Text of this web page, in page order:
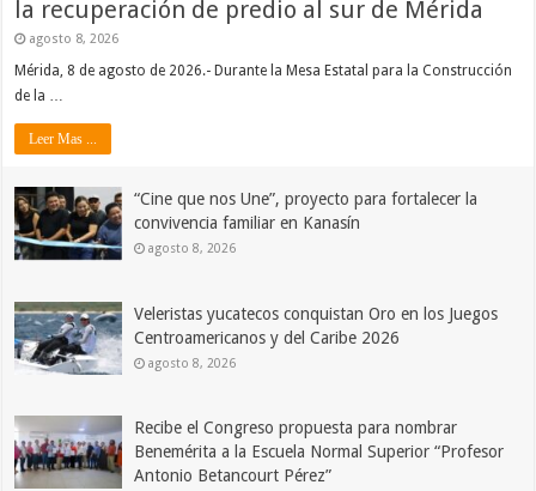
la recuperación de predio al sur de Mérida
agosto 8, 2026
Mérida, 8 de agosto de 2026.- Durante la Mesa Estatal para la Construcción
de la …
Leer Mas ...
“Cine que nos Une”, proyecto para fortalecer la
convivencia familiar en Kanasín
agosto 8, 2026
Veleristas yucatecos conquistan Oro en los Juegos
Centroamericanos y del Caribe 2026
agosto 8, 2026
Recibe el Congreso propuesta para nombrar
Benemérita a la Escuela Normal Superior “Profesor
Antonio Betancourt Pérez”